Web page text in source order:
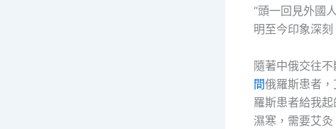
“頭一回見外國
明至今印象深
隨著中俄交往
間俄羅斯患者，
羅斯患者給我
濕寒，需要艾